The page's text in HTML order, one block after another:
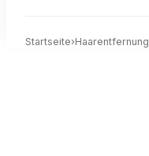
Startseite›Haarentfernung